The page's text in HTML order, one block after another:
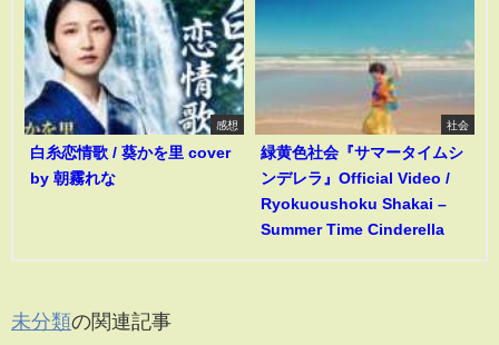
感想
白糸恋情歌 / 葵かを里 cover
by 朝霧れな
社会
緑黄色社会『サマータイムシ
ンデレラ』Official Video /
Ryokuoushoku Shakai –
Summer Time Cinderella
未分類の関連記事